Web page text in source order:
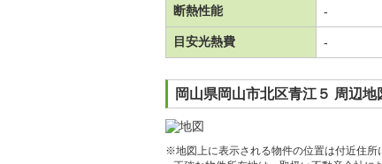
断熱性能 -
目安光熱費 -
岡山県岡山市北区青江５ 周辺地
※地図上に表示される物件の位置は付近住所